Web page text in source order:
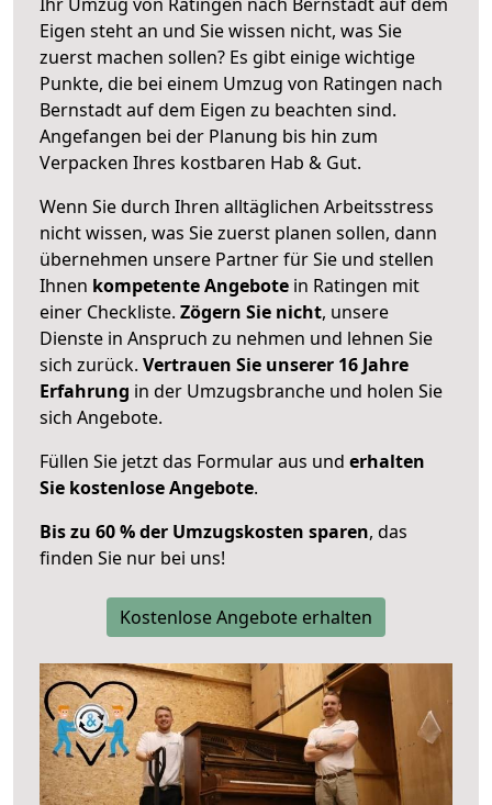
Eigen steht an und Sie wissen nicht, was Sie
zuerst machen sollen? Es gibt einige wichtige
Punkte, die bei einem Umzug von Ratingen nach
Bernstadt auf dem Eigen zu beachten sind.
Angefangen bei der Planung bis hin zum
Verpacken Ihres kostbaren Hab & Gut.
Wenn Sie durch Ihren alltäglichen Arbeitsstress
nicht wissen, was Sie zuerst planen sollen, dann
übernehmen unsere Partner für Sie und stellen
Ihnen kompetente Angebote in Ratingen mit
einer Checkliste. Zögern Sie nicht, unsere
Dienste in Anspruch zu nehmen und lehnen Sie
sich zurück. Vertrauen Sie unserer 16 Jahre
Erfahrung in der Umzugsbranche und holen Sie
sich Angebote.
Füllen Sie jetzt das Formular aus und erhalten
Sie kostenlose Angebote.
Bis zu 60 % der Umzugskosten sparen, das
finden Sie nur bei uns!
Kostenlose Angebote erhalten